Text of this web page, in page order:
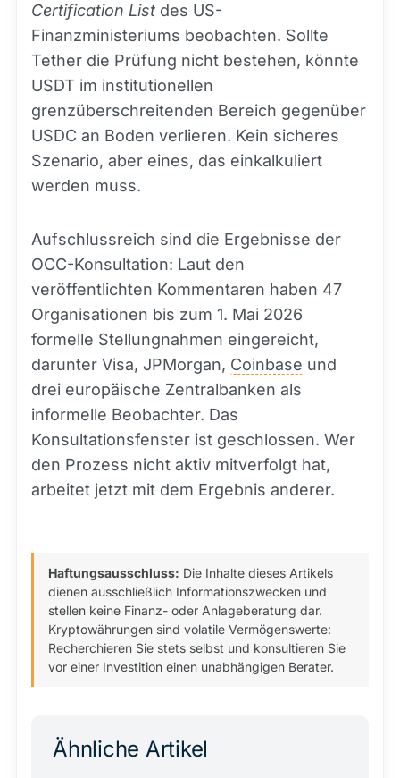
Certification List des US-
Finanzministeriums beobachten. Sollte
Tether die Prüfung nicht bestehen, könnte
USDT im institutionellen
grenzüberschreitenden Bereich gegenüber
USDC an Boden verlieren. Kein sicheres
Szenario, aber eines, das einkalkuliert
werden muss.
Aufschlussreich sind die Ergebnisse der
OCC-Konsultation: Laut den
veröffentlichten Kommentaren haben 47
Organisationen bis zum 1. Mai 2026
formelle Stellungnahmen eingereicht,
darunter Visa, JPMorgan, Coinbase und
drei europäische Zentralbanken als
informelle Beobachter. Das
Konsultationsfenster ist geschlossen. Wer
den Prozess nicht aktiv mitverfolgt hat,
arbeitet jetzt mit dem Ergebnis anderer.
Haftungsausschluss: Die Inhalte dieses Artikels
dienen ausschließlich Informationszwecken und
stellen keine Finanz- oder Anlageberatung dar.
Kryptowährungen sind volatile Vermögenswerte:
Recherchieren Sie stets selbst und konsultieren Sie
vor einer Investition einen unabhängigen Berater.
Ähnliche Artikel